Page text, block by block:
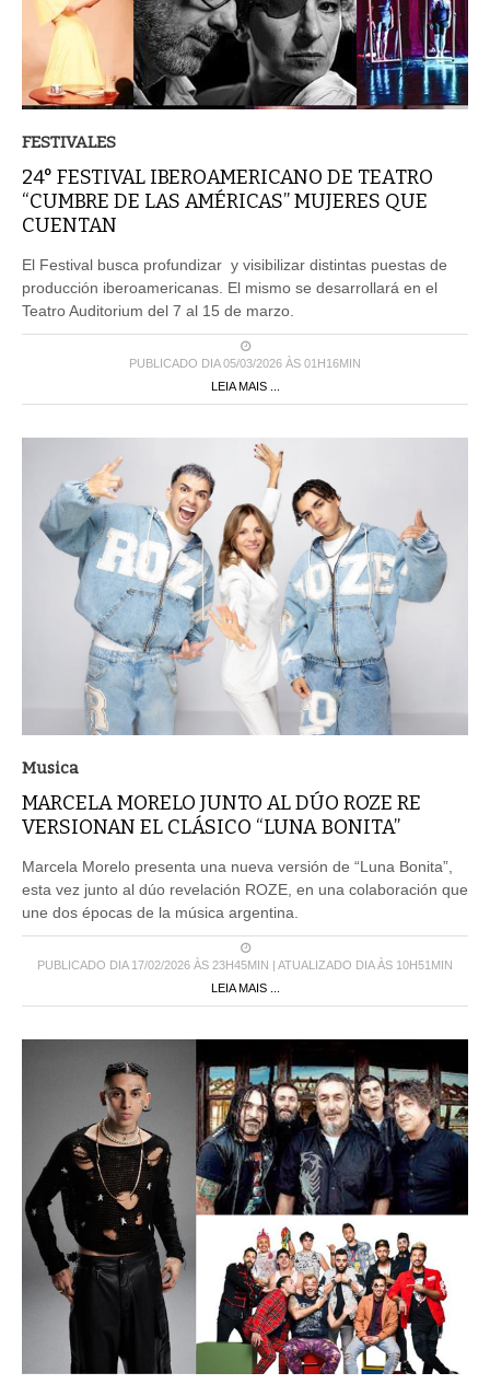
FESTIVALES
24° FESTIVAL IBEROAMERICANO DE TEATRO
“CUMBRE DE LAS AMÉRICAS” MUJERES QUE
CUENTAN
El Festival busca profundizar y visibilizar distintas puestas de
producción iberoamericanas. El mismo se desarrollará en el
Teatro Auditorium del 7 al 15 de marzo.
PUBLICADO DIA 05/03/2026 ÀS 01H16MIN
LEIA MAIS ...
Musica
MARCELA MORELO JUNTO AL DÚO ROZE RE
VERSIONAN EL CLÁSICO “LUNA BONITA”
Marcela Morelo presenta una nueva versión de “Luna Bonita”,
esta vez junto al dúo revelación ROZE, en una colaboración que
une dos épocas de la música argentina.
PUBLICADO DIA 17/02/2026 ÀS 23H45MIN | ATUALIZADO DIA ÀS 10H51MIN
LEIA MAIS ...